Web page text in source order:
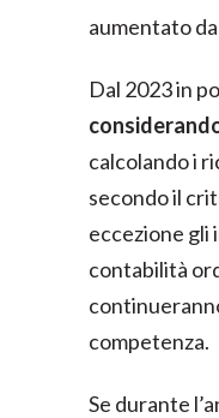
aumentato
Dal 2023 in
calcolando i
secondo il
eccezione gli
contabilità
competenza.
Se durante